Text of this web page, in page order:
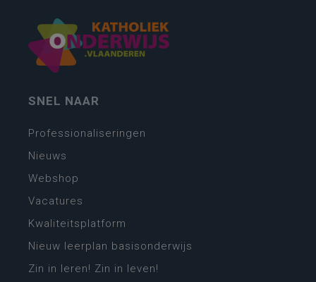
SNEL NAAR
Professionaliseringen
Nieuws
Webshop
Vacatures
Kwaliteitsplatform
Nieuw leerplan basisonderwijs
Zin in leren! Zin in leven!